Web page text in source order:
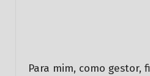
Para mim, como gestor,